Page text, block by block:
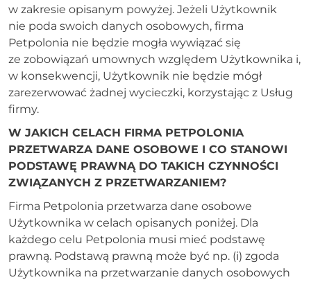
w zakresie opisanym powyżej. Jeżeli Użytkownik
nie poda swoich danych osobowych, firma
Petpolonia nie będzie mogła wywiązać się
ze zobowiązań umownych względem Użytkownika i,
w konsekwencji, Użytkownik nie będzie mógł
zarezerwować żadnej wycieczki, korzystając z Usług
firmy.
W JAKICH CELACH FIRMA PETPOLONIA
PRZETWARZA DANE OSOBOWE I CO STANOWI
PODSTAWĘ PRAWNĄ DO TAKICH CZYNNOŚCI
ZWIĄZANYCH Z PRZETWARZANIEM?
Firma Petpolonia przetwarza dane osobowe
Użytkownika w celach opisanych poniżej. Dla
każdego celu Petpolonia musi mieć podstawę
prawną. Podstawą prawną może być np. (i) zgoda
Użytkownika na przetwarzanie danych osobowych